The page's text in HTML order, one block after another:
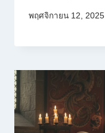
พฤศจิกายน 12, 2025